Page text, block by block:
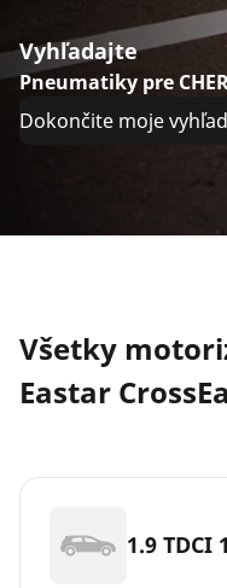
Vyhľadajte
Pneumatiky pre
Dokončite moje
Všetky
Eastar
1.9 TDCI